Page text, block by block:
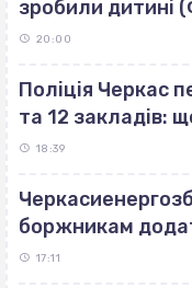
зробили дитині
20:00
Поліція Черкас
та 12 закладів:
18:39
боржникам
17:11